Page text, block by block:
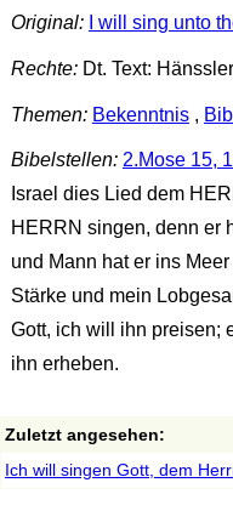
Original: I will sing unto
Rechte:Dt. Text:
Themen: Bekenntnis,
Bibelstellen: 2.Mose 15,
Israel dies Lied dem
HERRN singen, denn er
und Mann hat er ins
Stärke und mein
Gott, ich will ihn preisen;
ihn erheben.
Zuletzt angesehen:
Ich will singen Gott, dem